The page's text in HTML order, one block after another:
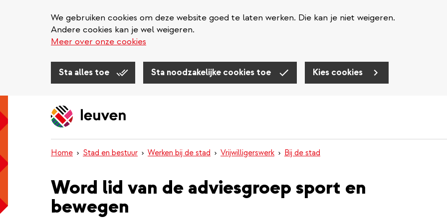
We gebruiken cookies om deze website goed te laten werken. Die kan je niet weigeren.
Andere cookies kan je wel weigeren.
Meer over onze cookies
Sta alles toe Sta noodzakelijke cookies toe Kies cookies
Home Stad en bestuur Werken bij de stad Vrijwilligerswerk Bij de stad
Word lid van de adviesgroep sport en
bewegen